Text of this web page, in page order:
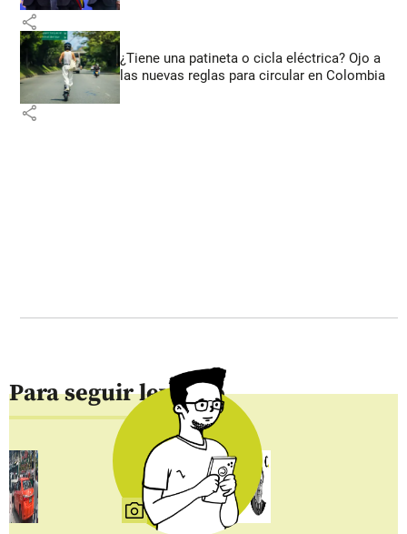
share
¿Tiene una patineta o cicla eléctrica? Ojo a
las nuevas reglas para circular en Colombia
share
Para seguir leyendo